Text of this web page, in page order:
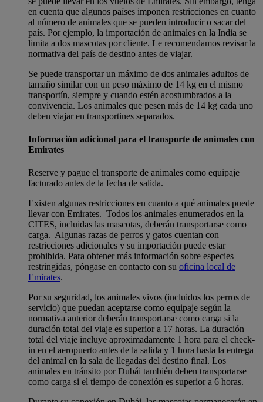
en cuenta que algunos países imponen restricciones en cuanto
al número de animales que se pueden introducir o sacar del
país. Por ejemplo, la importación de animales en la India se
limita a dos mascotas por cliente. Le recomendamos revisar la
normativa del país de destino antes de viajar.
Se puede transportar un máximo de dos animales adultos de
tamaño similar con un peso máximo de 14 kg en el mismo
transportín, siempre y cuando estén acostumbrados a la
convivencia. Los animales que pesen más de 14 kg cada uno
deben viajar en transportines separados.
Información adicional para el transporte de animales con
Emirates
Reserve y pague el transporte de animales como equipaje
facturado antes de la fecha de salida.
Existen algunas restricciones en cuanto a qué animales puede
llevar con Emirates. Todos los animales enumerados en la
CITES, incluidas las mascotas, deberán transportarse como
carga. Algunas razas de perros y gatos cuentan con
restricciones adicionales y su importación puede estar
prohibida. Para obtener más información sobre especies
restringidas, póngase en contacto con su oficina local de
Emirates.
Por su seguridad, los animales vivos (incluidos los perros de
servicio) que puedan aceptarse como equipaje según la
normativa anterior deberán transportarse como carga si la
duración total del viaje es superior a 17 horas. La duración
total del viaje incluye aproximadamente 1 hora para el check-
in en el aeropuerto antes de la salida y 1 hora hasta la entrega
del animal en la sala de llegadas del destino final. Los
animales en tránsito por Dubái también deben transportarse
como carga si el tiempo de conexión es superior a 6 horas.